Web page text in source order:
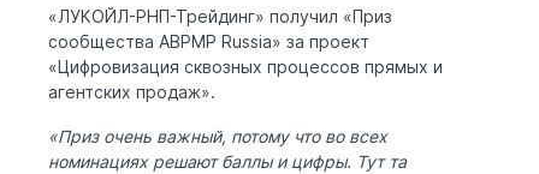
«ЛУКОЙЛ-РНП-Трейдинг» получил «Приз
сообщества ABPMP Russia» за проект
«Цифровизация сквозных процессов прямых и
агентских продаж».
«Приз очень важный, потому что во всех
номинациях решают баллы и цифры. Тут та